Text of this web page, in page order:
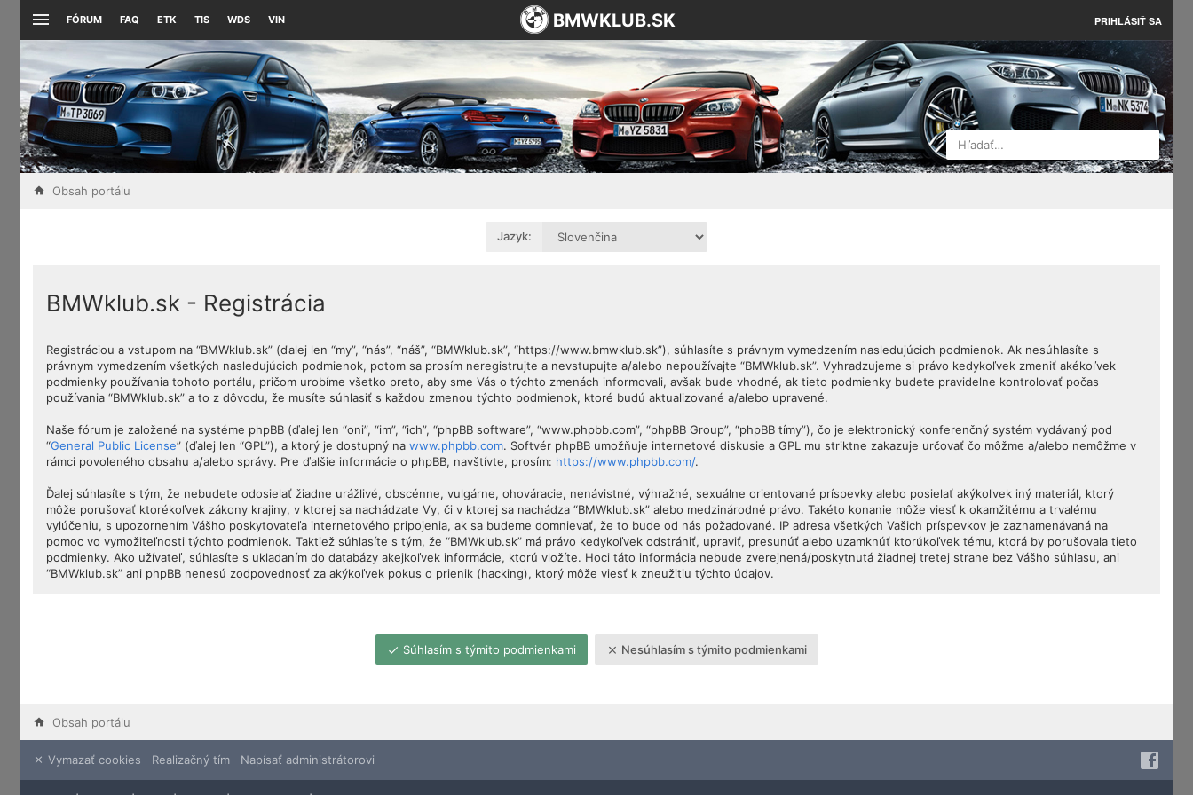
FÓRUM FAQ ETK TIS WDS VIN PRIHLÁSIŤ SA
BMWKLUB.SK
Hľadať…
Obsah portálu
Jazyk:
BMWklub.sk - Registrácia
Registráciou a vstupom na “BMWklub.sk” (ďalej len “my”, “nás”, “náš”, “BMWklub.sk”, “https://www.bmwklub.sk”), súhlasíte s právnym vymedzením nasledujúcich podmienok. Ak nesúhlasíte s
právnym vymedzením všetkých nasledujúcich podmienok, potom sa prosím neregistrujte a nevstupujte a/alebo nepoužívajte “BMWklub.sk”. Vyhradzujeme si právo kedykoľvek zmeniť akékoľvek
podmienky používania tohoto portálu, pričom urobíme všetko preto, aby sme Vás o týchto zmenách informovali, avšak bude vhodné, ak tieto podmienky budete pravidelne kontrolovať počas
používania “BMWklub.sk” a to z dôvodu, že musíte súhlasiť s každou zmenou týchto podmienok, ktoré budú aktualizované a/alebo upravené.
Naše fórum je založené na systéme phpBB (ďalej len “oni”, “im”, “ich”, “phpBB software”, “www.phpbb.com”, “phpBB Group”, “phpBB tímy”), čo je elektronický konferenčný systém vydávaný pod
“General Public License” (ďalej len “GPL”), a ktorý je dostupný na www.phpbb.com. Softvér phpBB umožňuje internetové diskusie a GPL mu striktne zakazuje určovať čo môžme a/alebo nemôžme v
rámci povoleného obsahu a/alebo správy. Pre ďalšie informácie o phpBB, navštívte, prosím: https://www.phpbb.com/.
Ďalej súhlasíte s tým, že nebudete odosielať žiadne urážlivé, obscénne, vulgárne, ohováracie, nenávistné, výhražné, sexuálne orientované príspevky alebo posielať akýkoľvek iný materiál, ktorý
môže porušovať ktorékoľvek zákony krajiny, v ktorej sa nachádzate Vy, či v ktorej sa nachádza “BMWklub.sk” alebo medzinárodné právo. Takéto konanie môže viesť k okamžitému a trvalému
vylúčeniu, s upozornením Vášho poskytovateľa internetového pripojenia, ak sa budeme domnievať, že to bude od nás požadované. IP adresa všetkých Vašich príspevkov je zaznamenávaná na
pomoc vo vymožiteľnosti týchto podmienok. Taktiež súhlasíte s tým, že “BMWklub.sk” má právo kedykoľvek odstrániť, upraviť, presunúť alebo uzamknúť ktorúkoľvek tému, ktorá by porušovala tieto
podmienky. Ako užívateľ, súhlasíte s ukladaním do databázy akejkoľvek informácie, ktorú vložíte. Hoci táto informácia nebude zverejnená/poskytnutá žiadnej tretej strane bez Vášho súhlasu, ani
“BMWklub.sk” ani phpBB nenesú zodpovednosť za akýkoľvek pokus o prienik (hacking), ktorý môže viesť k zneužitiu týchto údajov.
Súhlasím s týmito podmienkami Nesúhlasím s týmito podmienkami
Obsah portálu
Vymazať cookies Realizačný tím Napísať administrátorovi